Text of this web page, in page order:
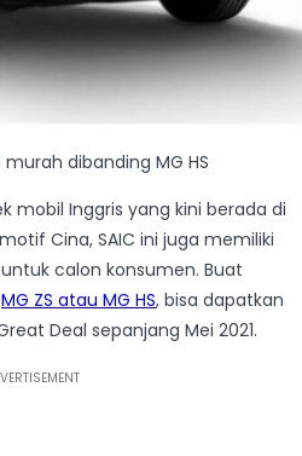
dibanding MG HS
mobil Inggris yang kini berada di
Cina, SAIC ini juga memiliki
calon konsumen. Buat
MG ZS atau MG HS, bisa dapatkan
Deal sepanjang Mei 2021.